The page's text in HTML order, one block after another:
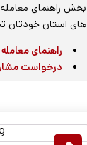
بخش راهنمای معامله
های استان خودتان
راهنمای
درخواست